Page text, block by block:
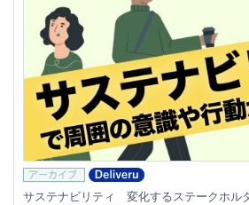
サステナビリティ 変化するステークホル